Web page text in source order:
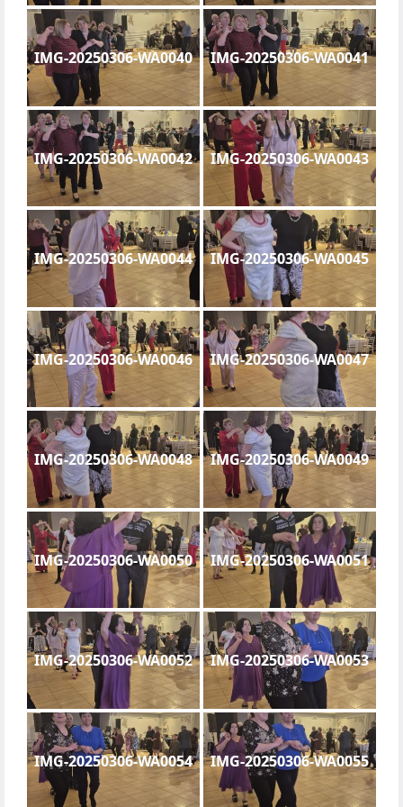
IMG-20250306-WA0040 IMG-20250306-WA0041
IMG-20250306-WA0042 IMG-20250306-WA0043
IMG-20250306-WA0044 IMG-20250306-WA0045
IMG-20250306-WA0046 IMG-20250306-WA0047
IMG-20250306-WA0048 IMG-20250306-WA0049
IMG-20250306-WA0050 IMG-20250306-WA0051
IMG-20250306-WA0052 IMG-20250306-WA0053
IMG-20250306-WA0054 IMG-20250306-WA0055